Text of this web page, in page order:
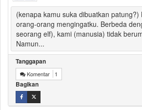
(kenapa kamu suka dibuatkan patung?)
orang-orang mengingatku. Berbeda
seorang elf), kami (manusia) tidak
Namun...
Tanggapan
Komentar 1
Bagikan